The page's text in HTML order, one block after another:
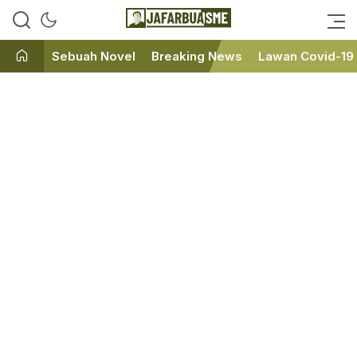
JafarBua
Ini bukan Media Online, Ini
Sebuah Novel Breaking News Lawan Covid-19